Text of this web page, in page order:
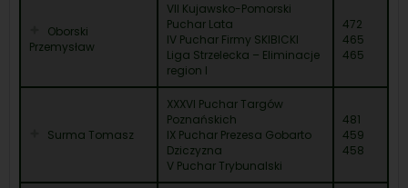
Oborski
Przemysław
VII Kujawsko-Pomorski
Puchar Lata
IV Puchar Firmy SKIBICKI
Liga Strzelecka – Eliminacje
region I
472
465
465
Surma Tomasz
XXXVI Puchar Targów
Poznańskich
IX Puchar Prezesa Gobarto
Dziczyzna
V Puchar Trybunalski
481
459
458